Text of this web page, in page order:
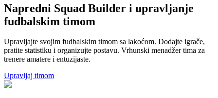
Napredni Squad Builder i upravljanje
fudbalskim timom
Upravljajte svojim fudbalskim timom sa lakoćom. Dodajte igrače,
pratite statistiku i organizujte postavu. Vrhunski menadžer tima za
trenere amatere i entuzijaste.
Upravljaj timom